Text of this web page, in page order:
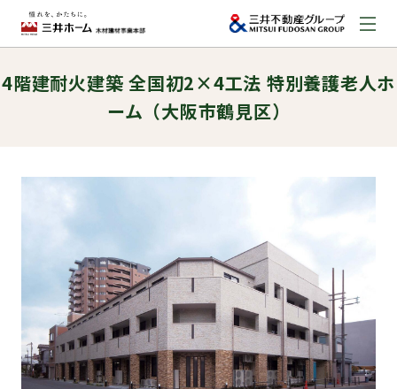
お問い合わせ
資料請求はこちら（外部サイトへのリンク）
事業本部案内
建築実例
取扱商品
4階建耐火建築 全国初2×4工法 特別養護老人ホ
ーム（大阪市鶴見区）